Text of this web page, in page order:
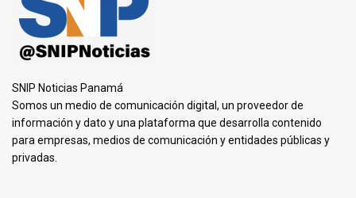
SNIP Noticias Panamá
Somos un medio de comunicación digital, un proveedor de
información y dato y una plataforma que desarrolla contenido
para empresas, medios de comunicación y entidades públicas y
privadas.